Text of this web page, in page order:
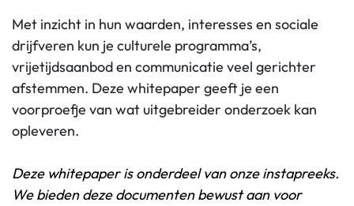
Met inzicht in hun waarden, interesses en sociale
drijfveren kun je culturele programma’s,
vrijetijdsaanbod en communicatie veel gerichter
afstemmen. Deze whitepaper geeft je een
voorproefje van wat uitgebreider onderzoek kan
opleveren.
Deze whitepaper is onderdeel van onze instapreeks.
We bieden deze documenten bewust aan voor